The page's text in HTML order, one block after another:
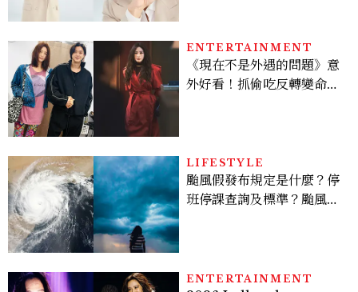
倦感，超神！
ENTERTAINMENT
《現在不是外遇的問題》意
外好看！抓偷吃反轉變命
看點懶人包
LIFESTYLE
颱風假發布規定是什麼？停
班停課查詢及標準？颱風假
ENTERTAINMENT